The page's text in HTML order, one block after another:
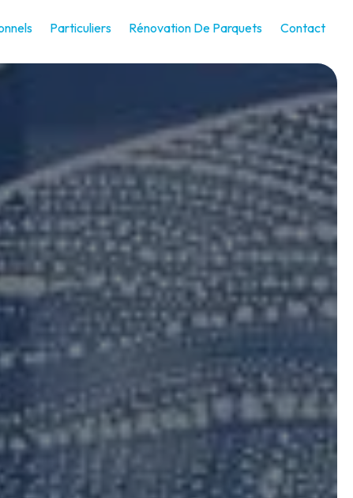
Particuliers Rénovation De Parquets Contact